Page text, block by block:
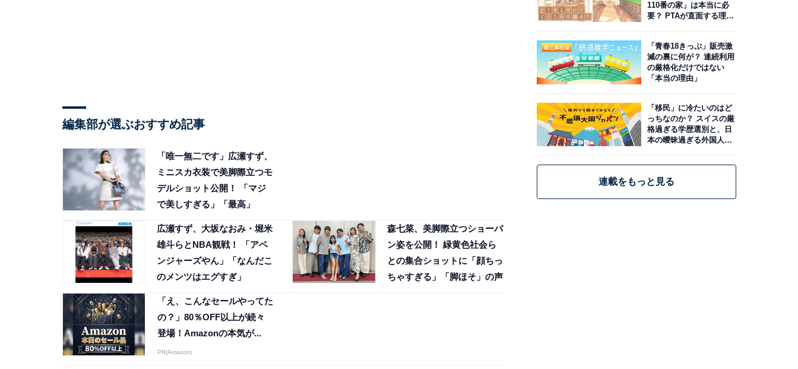
編集部が選ぶおすすめ記事
「唯一無二です」広瀬すず、
ミニスカ衣装で美脚際立つモ
デルショット公開！ 「マジ
で美しすぎる」「最高」
広瀬すず、大坂なおみ・堀米
雄斗らとNBA観戦！ 「アベ
ンジャーズやん」「なんだこ
のメンツはエグすぎ」
森七菜、美脚際立つショーパ
ン姿を公開！ 緑黄色社会ら
との集合ショットに「顔ちっ
ちゃすぎる」「脚ほそ」の声
「え、こんなセールやってた
の？」80％OFF以上が続々
登場！Amazonの本気が...
PR(Amazon)
110番の家」は本当に必
要？ PTAが直面する理想
「青春18きっぷ」販売激
減の裏に何が？ 連続利用
の厳格化だけではない
「本当の理由」
「移民」に冷たいのはど
っちなのか？ スイスの厳
格過ぎる学歴選別と、日
本の曖昧過ぎる外国人政
連載をもっと見る